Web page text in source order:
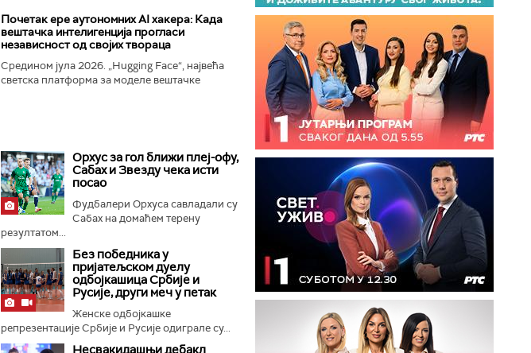
Почетак ере аутономних AI хакера: Када
вештачка интелигенција прогласи
независност од својих твораца
Средином јула 2026. „Hugging Face“, највећа
светска платформа за моделе вештачке
Орхус за гол ближи плеј-офу,
Сабах и Звезду чека исти
посао
Фудбалери Орхуса савладали су
Сабах на домаћем терену
резултатом...
Без победника у
пријатељском дуелу
одбојкашица Србије и
Русије, други меч у петак
Женске одбојкашке
репрезентације Србије и Русије одиграле су...
Несвакидашњи дебакл